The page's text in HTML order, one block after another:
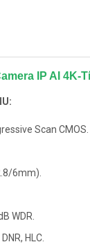
IP AI
Scan CMOS.
6mm).
WDR.
HLC.